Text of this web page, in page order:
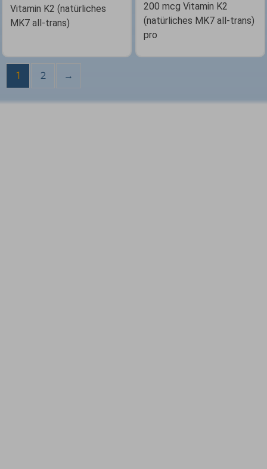
Vitamin K2 (natürliches
MK7 all-trans)
200 mcg Vitamin K2
(natürliches MK7 all-trans)
pro
1 2 →